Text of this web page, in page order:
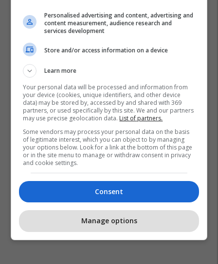
Personalised advertising and content, advertising and
content measurement, audience research and
services development
Store and/or access information on a device
Learn more
Your personal data will be processed and information from
your device (cookies, unique identifiers, and other device
data) may be stored by, accessed by and shared with 369
partners, or used specifically by this site. We and our partners
may use precise geolocation data. List of partners.
Some vendors may process your personal data on the basis
of legitimate interest, which you can object to by managing
your options below. Look for a link at the bottom of this page
or in the site menu to manage or withdraw consent in privacy
and cookie settings.
Consent
Manage options